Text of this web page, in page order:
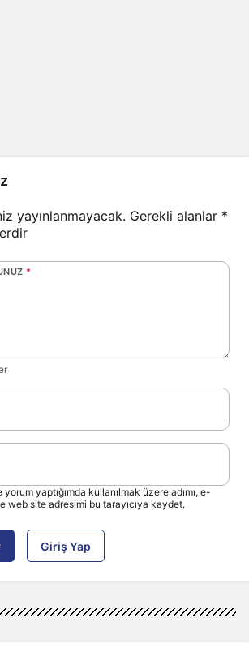
yayınlanmayacak. Gerekli alanlar *
*
yaptığımda kullanılmak üzere adımı, e-
web site adresimi bu tarayıcıya kaydet.
Giriş Yap